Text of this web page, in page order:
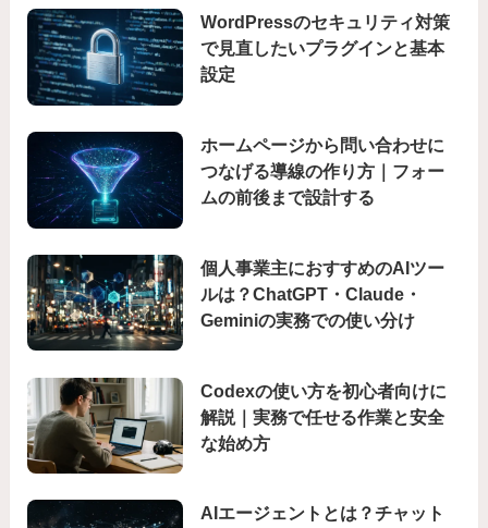
WordPressのセキュリティ対策
で見直したいプラグインと基本
設定
ホームページから問い合わせに
つなげる導線の作り方｜フォー
ムの前後まで設計する
個人事業主におすすめのAIツー
ルは？ChatGPT・Claude・
Geminiの実務での使い分け
Codexの使い方を初心者向けに
解説｜実務で任せる作業と安全
な始め方
AIエージェントとは？チャット